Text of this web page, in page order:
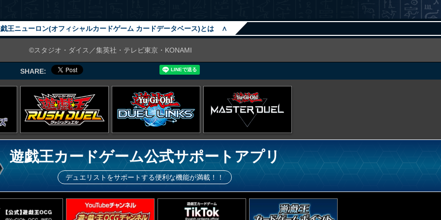
王ニューロン(オフィシャルカードゲーム カードデータベース)とは ∧
©スタジオ・ダイス／集英社・テレビ東京・KONAMI
SHARE:
遊戯王カードゲーム公式サポートアプリ
デュエリストをサポートする便利な機能が満載！！